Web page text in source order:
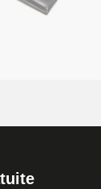
Bracelet